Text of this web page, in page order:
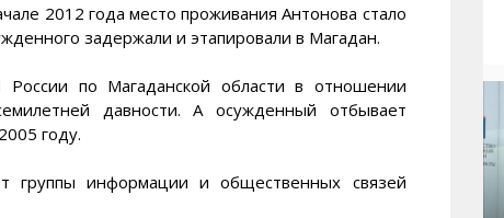
2012 года место проживания Антонова стало
задержали и этапировали в Магадан.
по Магаданской области в отношении
давности. А осужденный отбывает
году.
группы информации и общественных связей